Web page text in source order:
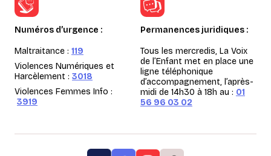
Numéros d’urgence :
Maltraitance : 119
Violences Numériques et
Harcèlement : 3018
Violences Femmes Info :
3919
Permanences juridiques :
Tous les mercredis, La Voix
de l’Enfant met en place une
ligne téléphonique
d’accompagnement, l’après-
midi de 14h30 à 18h au : 01
56 96 03 02